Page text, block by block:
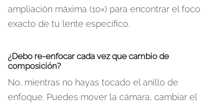
ampliación máxima (10×) para encontrar el foco
exacto de tu lente específico.
¿Debo re-enfocar cada vez que cambio de
composición?
No, mientras no hayas tocado el anillo de
enfoque. Puedes mover la cámara, cambiar el